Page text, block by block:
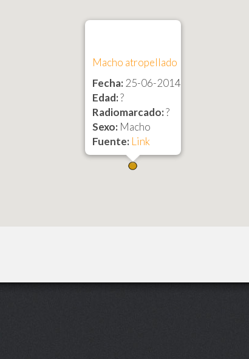
Macho atropellado
Fecha: 25-06-2014
Edad:?
Radiomarcado:?
Sexo: Macho
Fuente: Link